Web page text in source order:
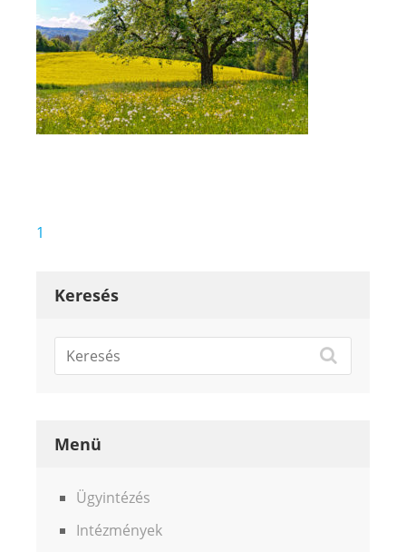
Bejegyzés
1
Keresés
Menü
Ügyintézés
Intézmények